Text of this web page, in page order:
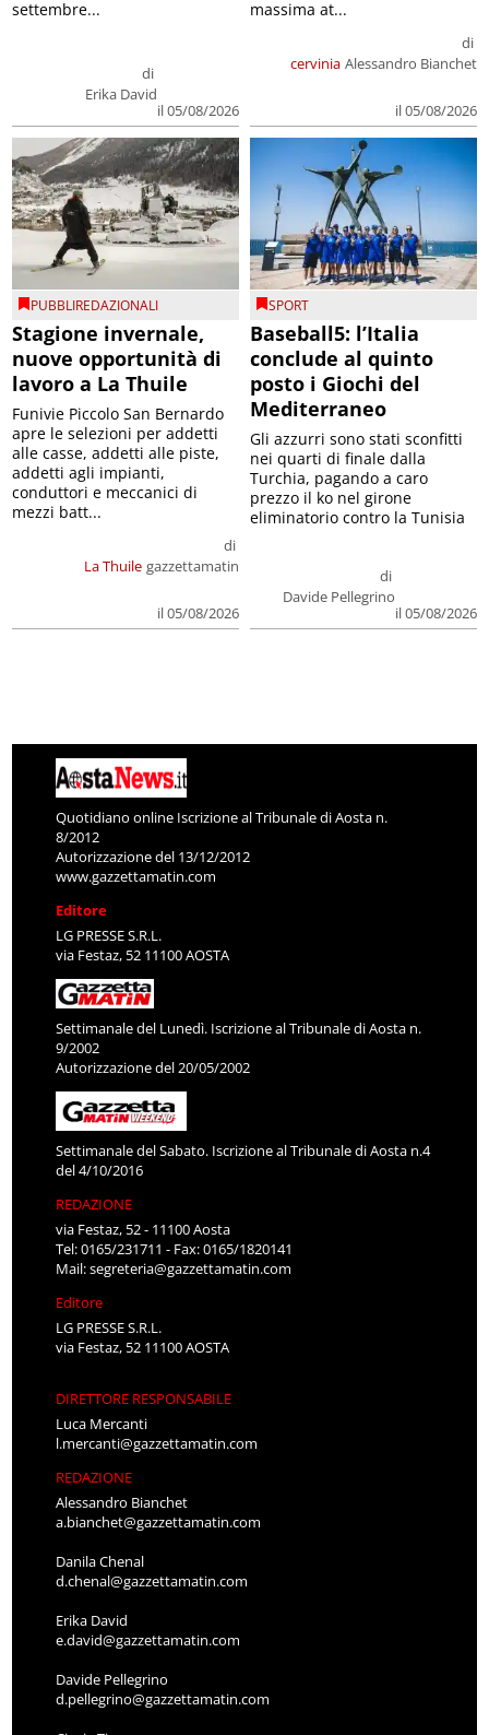
di
Erika David
il 05/08/2026
settembre...
cervinia
di
Alessandro Bianchet
il 05/08/2026
massima at...
PUBBLIREDAZIONALI
Stagione invernale,
nuove opportunità di
lavoro a La Thuile
La Thuile
di
gazzettamatin
il 05/08/2026
Funivie Piccolo San Bernardo
apre le selezioni per addetti
alle casse, addetti alle piste,
addetti agli impianti,
conduttori e meccanici di
mezzi batt...
SPORT
Baseball5: l’Italia
conclude al quinto
posto i Giochi del
Mediterraneo
di
Davide Pellegrino
il 05/08/2026
Gli azzurri sono stati sconfitti
nei quarti di finale dalla
Turchia, pagando a caro
prezzo il ko nel girone
eliminatorio contro la Tunisia
Quotidiano online Iscrizione al Tribunale di Aosta n.
8/2012
Autorizzazione del 13/12/2012
www.gazzettamatin.com
Editore
LG PRESSE S.R.L.
via Festaz, 52 11100 AOSTA
Settimanale del Lunedì. Iscrizione al Tribunale di Aosta n.
9/2002
Autorizzazione del 20/05/2002
Settimanale del Sabato. Iscrizione al Tribunale di Aosta n.4
del 4/10/2016
REDAZIONE
via Festaz, 52 - 11100 Aosta
Tel: 0165/231711 - Fax: 0165/1820141
Mail:segreteria@gazzettamatin.com
Editore
LG PRESSE S.R.L.
via Festaz, 52 11100 AOSTA
DIRETTORE RESPONSABILE
Luca Mercanti
l.mercanti@gazzettamatin.com
REDAZIONE
Alessandro Bianchet
a.bianchet@gazzettamatin.com
Danila Chenal
d.chenal@gazzettamatin.com
Erika David
e.david@gazzettamatin.com
Davide Pellegrino
d.pellegrino@gazzettamatin.com